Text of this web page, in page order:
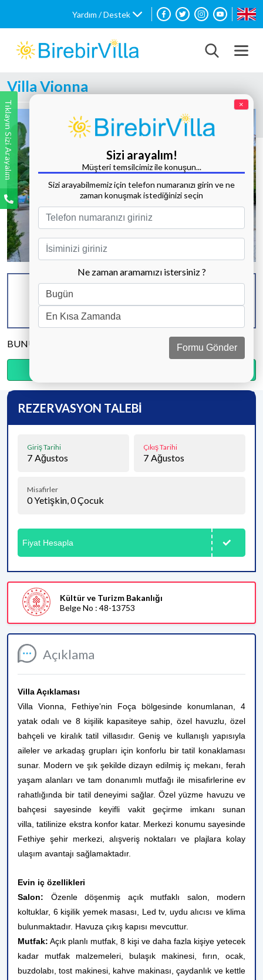
Yardım / Destek
Villa Vionna
Tüm Fotoğrafları Göster
KAPASİTE
8 KİŞİ
BANYO & WC
5 ADET
YATAK ODASI
BUNU PAYLAŞ
Açıklama
Villa Açıklaması
Villa Vionna, Fethiye’nin Foça bölgesinde konumlanan, 4
yatak odalı ve 8 kişilik kapasiteye sahip, özel havuzlu, özel
bahçeli ve kiralık tatil villasıdır. Geniş ve kullanışlı yapısıyla
aileler ve arkadaş grupları için konforlu bir tatil konaklaması
sunar. Modern ve şık şekilde dizayn edilmiş iç mekanı, ferah
yaşam alanları ve tam donanımlı mutfağı ile misafirlerine ev
rahatlığında bir tatil deneyimi sağlar. Özel yüzme havuzu ve
bahçesi sayesinde keyifli vakit geçirme imkanı sunan
villa, tatilinize ekstra konfor katar. Merkezi konumu sayesinde
Fethiye şehir merkezi, alışveriş noktaları ve plajlara kolay
ulaşım avantajı sağlamaktadır.
Evin iç özellikleri
Salon: Özenle döşenmiş açık mutfaklı salon, modern
koltuklar, 6 kişilik yemek masası, Led tv, uydu alıcısı ve klima
bulunmaktadır. Havuza çıkış kapısı mevcuttur.
Mutfak: Açık planlı mutfak, 8 kişi ve daha fazla kişiye yetecek
kadar mutfak malzemeleri, bulaşık makinesi, fırın, ocak,
buzdolabı, tost makinesi, kahve makinası, çaydanlık ve kettle
REZERVASYON TALEBİ
Giriş Tarihi
7 Ağustos
Çıkış Tarihi
7 Ağustos
Misafirler
0Yetişkin,0Çocuk
Fiyat Hesapla
Kültür ve Turizm Bakanlığı
Belge No : 48-13753
Tıklayın Sizi Arayalım ×
Sizi arayalım!
Müşteri temsilcimiz ile konuşun...
Sizi arayabilmemiz için telefon numaranızı girin ve ne
zaman konuşmak istediğinizi seçin
Ne zaman aramamızı istersiniz ?
Formu Gönder